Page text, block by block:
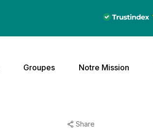
Groupes Notre Mission
Share